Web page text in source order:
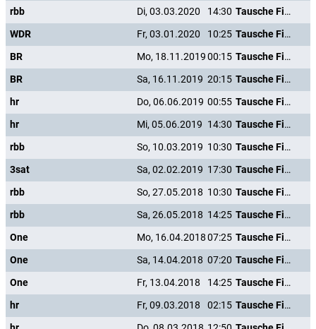
rbb
Di, 03.03.2020 14:30
Tausche Firma gegen Haushalt
WDR
Fr, 03.01.2020 10:25
Tausche Firma gegen Haushalt
BR
Mo, 18.11.201900:15
Tausche Firma gegen Haushalt
BR
Sa, 16.11.2019 20:15
Tausche Firma gegen Haushalt
hr
Do, 06.06.2019 00:55
Tausche Firma gegen Haushalt
hr
Mi, 05.06.2019 14:30
Tausche Firma gegen Haushalt
rbb
So, 10.03.2019 10:30
Tausche Firma gegen Haushalt
3sat
Sa, 02.02.2019 17:30
Tausche Firma gegen Haushalt
rbb
So, 27.05.2018 10:30
Tausche Firma gegen Haushalt
rbb
Sa, 26.05.2018 14:25
Tausche Firma gegen Haushalt
One
Mo, 16.04.201807:25
Tausche Firma gegen Haushalt
One
Sa, 14.04.2018 07:20
Tausche Firma gegen Haushalt
One
Fr, 13.04.2018 14:25
Tausche Firma gegen Haushalt
hr
Fr, 09.03.2018 02:15
Tausche Firma gegen Haushalt